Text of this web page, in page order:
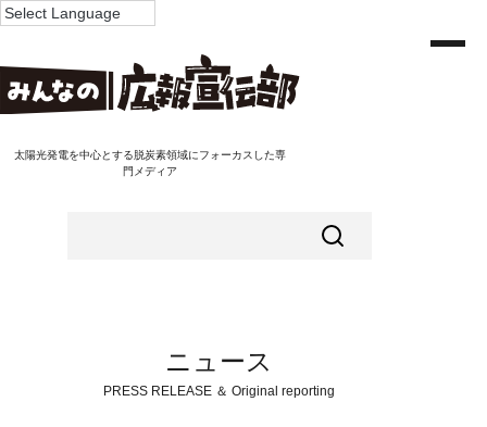
太陽光発電を中心とする脱炭素領域にフォーカスした専
門メディア
ニュース
PRESS RELEASE ＆ Original reporting